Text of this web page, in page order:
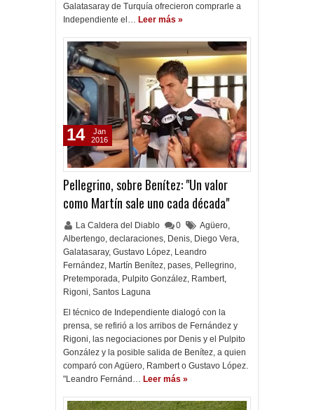
Galatasaray de Turquía ofrecieron comprarle a
Independiente el… Leer más »
Pellegrino, sobre Benítez: "Un valor
como Martín sale uno cada década"
La Caldera del Diablo 0 Agüero,
Albertengo, declaraciones, Denis, Diego Vera,
Galatasaray, Gustavo López, Leandro
Fernández, Martín Benítez, pases, Pellegrino,
Pretemporada, Pulpito González, Rambert,
Rigoni, Santos Laguna
El técnico de Independiente dialogó con la
prensa, se refirió a los arribos de Fernández y
Rigoni, las negociaciones por Denis y el Pulpito
González y la posible salida de Benítez, a quien
comparó con Agüero, Rambert o Gustavo López.
"Leandro Fernánd… Leer más »
14
Jan
2016